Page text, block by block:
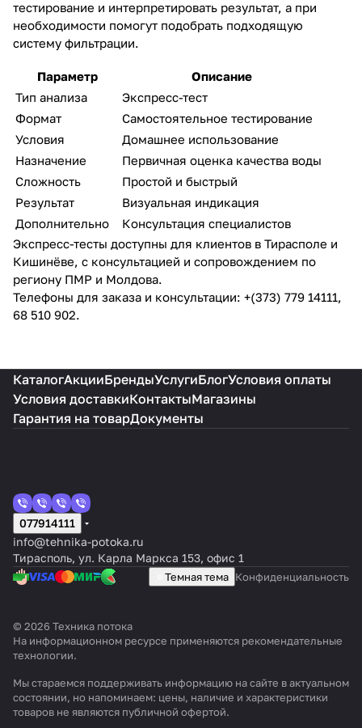
тестирование и интерпретировать результат, а при
необходимости помогут подобрать подходящую
систему фильтрации.
Параметр
Описание
Тип анализа
Экспресс-тест
Формат
Самостоятельное тестирование
Условия
Домашнее использование
Назначение
Первичная оценка качества воды
Сложность
Простой и быстрый
Результат
Визуальная индикация
Дополнительно
Консультация специалистов
Экспресс-тесты доступны для клиентов в Тирасполе и
Кишинёве, с консультацией и сопровождением по
региону ПМР и Молдова.
Телефоны для заказа и консультации: +(373) 779 14111,
68 510 902.
КаталогАкцииБрендыУслугиБлогУсловия оплаты
Условия доставкиКонтактыМагазины
Гарантия на товарДокументы
077914111
info@tehnika-potoka.ru
Тирасполь, ул. Карла Маркса 153, офис 1
Темная тема Конфиденциальность
© 2026 Техника потока
На информационном ресурсе применяются рекомендательные
технологии.
Мы стараемся поддерживать информацию на сайте в актуальном
состоянии, но напоминаем: цены, наличие и характеристики
товаров не являются публичной офертой.